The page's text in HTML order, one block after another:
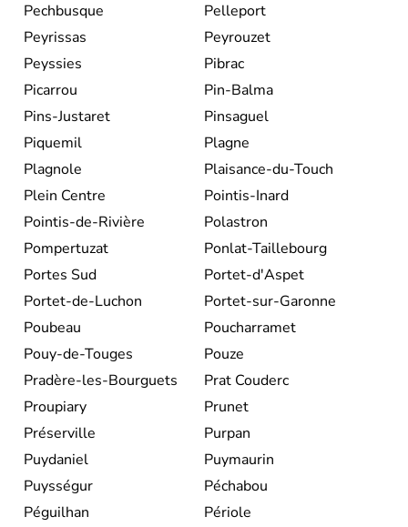
Pechbusque
Pelleport
Peyrissas
Peyrouzet
Peyssies
Pibrac
Picarrou
Pin-Balma
Pins-Justaret
Pinsaguel
Piquemil
Plagne
Plagnole
Plaisance-du-Touch
Plein Centre
Pointis-Inard
Pointis-de-Rivière
Polastron
Pompertuzat
Ponlat-Taillebourg
Portes Sud
Portet-d'Aspet
Portet-de-Luchon
Portet-sur-Garonne
Poubeau
Poucharramet
Pouy-de-Touges
Pouze
Pradère-les-Bourguets
Prat Couderc
Proupiary
Prunet
Préserville
Purpan
Puydaniel
Puymaurin
Puysségur
Péchabou
Péguilhan
Périole